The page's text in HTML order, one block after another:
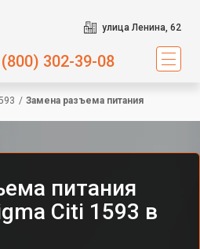
улица Ленина, 62
302-39-08
/ Замена разъема питания
питания
Citi 1593 в